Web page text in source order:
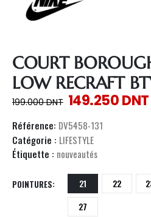
COURT
LOW RECRAFT
199.000DNT 149.250DNT
Référence: DV5458-131
Catégorie : LIFESTYLE
Étiquette : nouveautés
POINTURES 21 22
27